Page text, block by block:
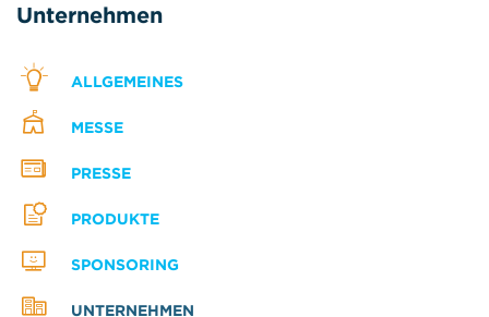
Unternehmen
ALLGEMEINES
MESSE
PRESSE
PRODUKTE
SPONSORING
UNTERNEHMEN